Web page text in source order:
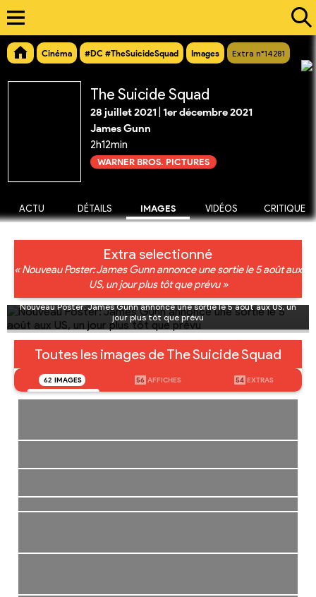
Cinéma #DC #TheSuicideSquad Images Extra n°14281
The Suicide Squad
28 juillet 2021 1er décembre 2021
James Gunn
2h12min
WARNER BROS. PICTURES
ACTU DÉTAILS IMAGES VIDÉOS CRITIQUE
Extra selectionné
« Nouveau Poster: James Gunn annonce une sortie le 5 août aux
US, un jour plus tôt que prévu »
Nouveau Poster: James Gunn annonce une sortie le 5 août aux US, un
jour plus tôt que prévu
Toutes les images de The Suicide Squad
62 IMAGES 56 AFFICHES 54 EXTRAS